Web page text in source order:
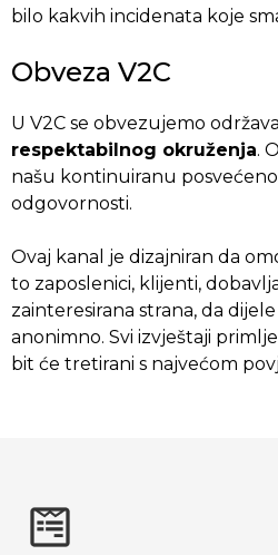
bilo kakvih incidenata koje
Obveza V2C
U V2C se obvezujemo
respektabilnog okruženja.
našu kontinuiranu
odgovornosti.
Ovaj kanal je dizajniran da
to zaposlenici, klijenti,
zainteresirana strana, da
anonimno. Svi izvještaji
bit će tretirani s najvećom